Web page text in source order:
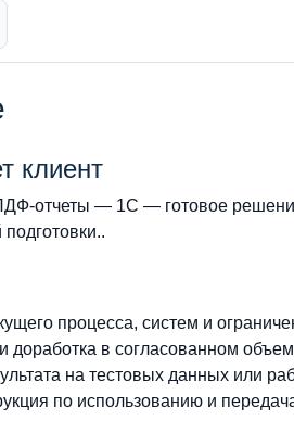
клиент
отчеты — 1С — готовое
процесса, систем и
доработка в согласованном
на тестовых данных или
по использованию и